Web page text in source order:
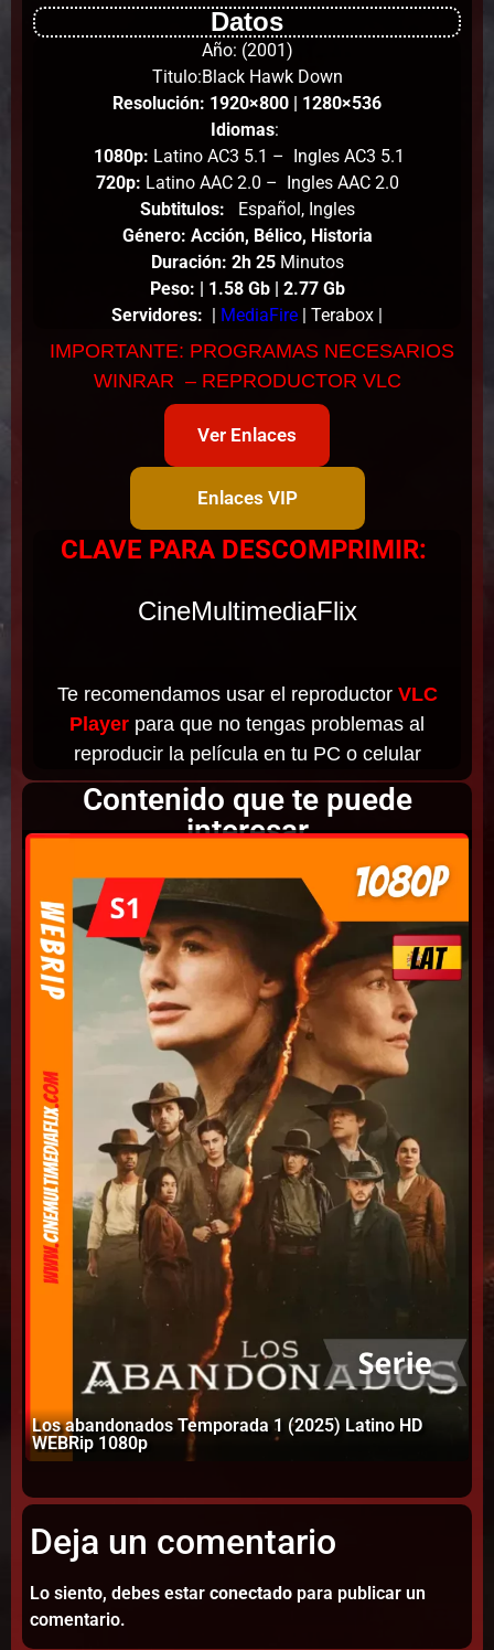
Datos
Año: (2001)
Titulo:Black Hawk Down
Resolución: 1920×800 | 1280×536
Idiomas:
1080p: Latino AC3 5.1 – Ingles AC3 5.1
720p: Latino AAC 2.0 – Ingles AAC 2.0
Subtitulos: Español, Ingles
Género: Acción, Bélico, Historia
Duración: 2h 25 Minutos
Peso: | 1.58 Gb | 2.77Gb
Servidores: | MediaFire | Terabox |
IMPORTANTE: PROGRAMAS NECESARIOS
WINRAR – REPRODUCTOR VLC
Ver Enlaces
Enlaces VIP
CLAVE PARA DESCOMPRIMIR:
CineMultimediaFlix
Te recomendamos usar el reproductor VLC
Player para que no tengas problemas al
reproducir la película en tu PC o celular
Contenido que te puede
interesar
Los abandonados Temporada 1 (2025) Latino HD
WEBRip 1080p
Deja un comentario
Lo siento, debes estar conectado para publicar un
comentario.